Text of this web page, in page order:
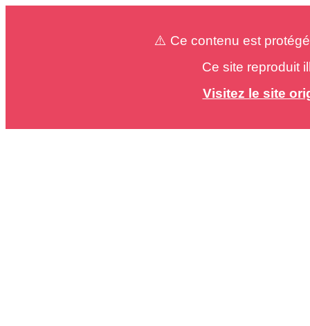
⚠️ Ce contenu est
Ce site reproduit
Visitez le site